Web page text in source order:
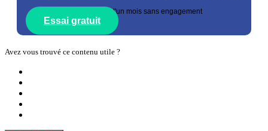
*Essai gratuit d'un mois sans engagement
Essai gratuit
Avez vous trouvé ce contenu utile ?